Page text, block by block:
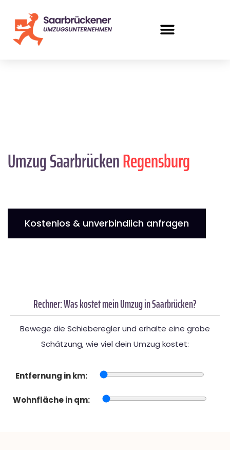
Umzug SaarbrückenRegensburg
Kostenlos & unverbindlich anfragen
Rechner: Was kostet mein Umzug in Saarbrücken?
Bewege die Schieberegler und erhalte eine grobe
Schätzung, wie viel dein Umzug kostet:
Entfernung in km:
Wohnfläche in qm: